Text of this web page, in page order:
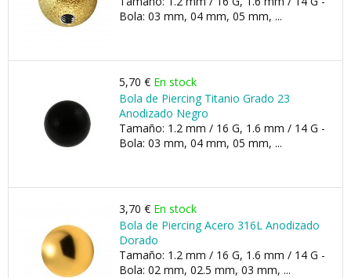
Bola: 03 mm, 04 mm, 05 mm, ...
5,70 € En stock
Bola de Piercing Titanio Grado 23
Anodizado Negro
Tamaño: 1.2 mm / 16 G, 1.6 mm / 14 G -
Bola: 03 mm, 04 mm, 05 mm, ...
3,70 € En stock
Bola de Piercing Acero 316L Anodizado
Dorado
Tamaño: 1.2 mm / 16 G, 1.6 mm / 14 G -
Bola: 02 mm, 02.5 mm, 03 mm, ...